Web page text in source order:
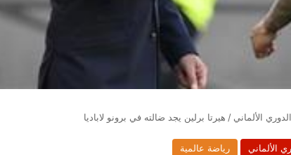
الدوري الألماني / هيرتا برلين يجد ضالته في برونو لاباديا
الألماني رياضة عالمية